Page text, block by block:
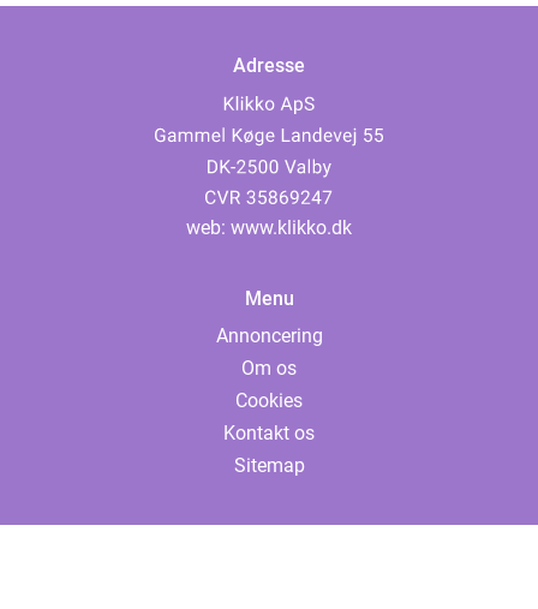
Adresse
web: www.klikko.dk
Menu
Annoncering
Om os
Cookies
Kontakt os
Sitemap